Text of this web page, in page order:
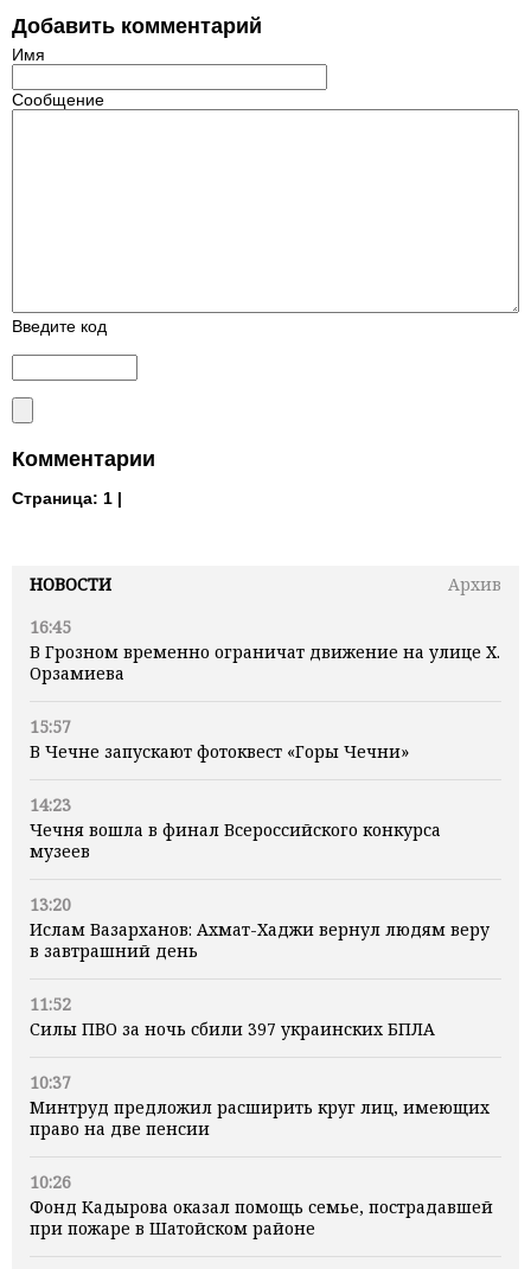
НОВОСТИ
Архив
16:45
В Грозном временно ограничат движение на улице Х.
Орзамиева
15:57
В Чечне запускают фотоквест «Горы Чечни»
14:23
Чечня вошла в финал Всероссийского конкурса
музеев
13:20
Ислам Вазарханов: Ахмат-Хаджи вернул людям веру
в завтрашний день
11:52
Силы ПВО за ночь сбили 397 украинских БПЛА
10:37
Минтруд предложил расширить круг лиц, имеющих
право на две пенсии
10:26
Фонд Кадырова оказал помощь семье, пострадавшей
при пожаре в Шатойском районе
Добавить комментарий
Имя
Сообщение
Введите код
Комментарии
Страница: 1 |